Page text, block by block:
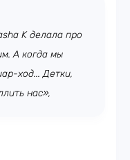
K делала про
А когда мы
ход... Детки,
нас»,